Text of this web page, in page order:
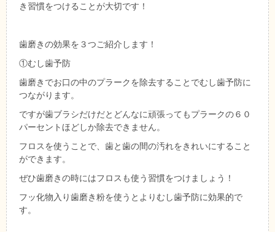
き習慣をつけることが大切です！
歯磨きの効果を３つご紹介します！
①むし歯予防
歯磨きでお口の中のプラークを除去することでむし歯予防に
つながります。
ですが歯ブラシだけだとどんなに頑張ってもプラークの６０
パーセントほどしか除去できません。
フロスを使うことで、歯と歯の間の汚れをきれいにすること
ができます。
ぜひ歯磨きの時にはフロスも使う習慣をつけましょう！
フッ化物入り歯磨き粉を使うとよりむし歯予防に効果的で
す。